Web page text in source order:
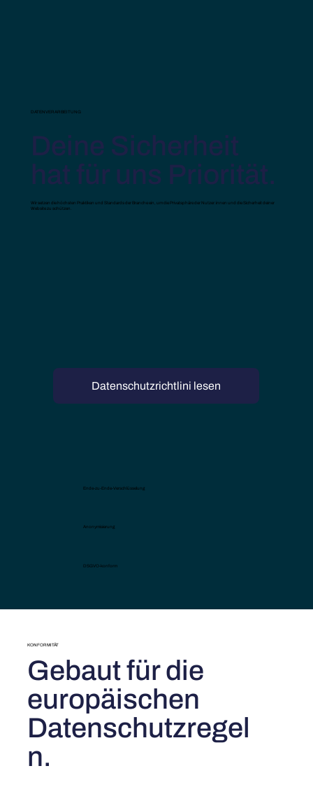
DATENVERARBEITUNG
Deine Sicherheit
hat für uns Priorität.
Wir setzen die höchsten Praktiken und Standards der Branche ein, um die Privatsphäre der Nutzer:innen und die Sicherheit deiner
Website zu schützen.
Datenschutzrichtlini lesen
Ende-zu-Ende-Verschlüsselung
Anonymisierung
DSGVO-konform
KONFORMITÄT
Gebaut für die
europäischen
Datenschutzregel
n.